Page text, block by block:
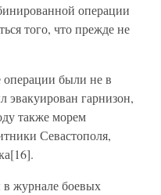
операции
того, что прежде не
операции были не в
гарнизон,
также морем
Севастополя,
журнале боевых